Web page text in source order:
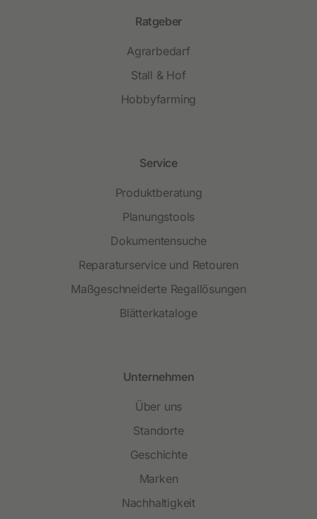
Ratgeber
Agrarbedarf
Stall & Hof
Hobbyfarming
Service
Produktberatung
Planungstools
Dokumentensuche
Reparaturservice und Retouren
Maßgeschneiderte Regallösungen
Blätterkataloge
Unternehmen
Über uns
Standorte
Geschichte
Marken
Nachhaltigkeit